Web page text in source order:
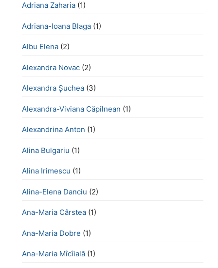
Adriana Zaharia (1)
Adriana-Ioana Blaga (1)
Albu Elena (2)
Alexandra Novac (2)
Alexandra Șuchea (3)
Alexandra-Viviana Căpîlnean (1)
Alexandrina Anton (1)
Alina Bulgariu (1)
Alina Irimescu (1)
Alina-Elena Danciu (2)
Ana-Maria Cârstea (1)
Ana-Maria Dobre (1)
Ana-Maria Mîcîială (1)